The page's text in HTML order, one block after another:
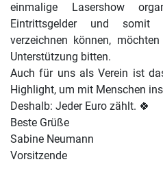
einmalige Lasershow
Eintrittsgelder und somit
verzeichnen können,
Unterstützung bitten.
Auch für uns als Verein ist
Highlight, um mit Menschen
Deshalb: Jeder Euro zählt. 🍀
Beste Grüße
Sabine Neumann
Vorsitzende